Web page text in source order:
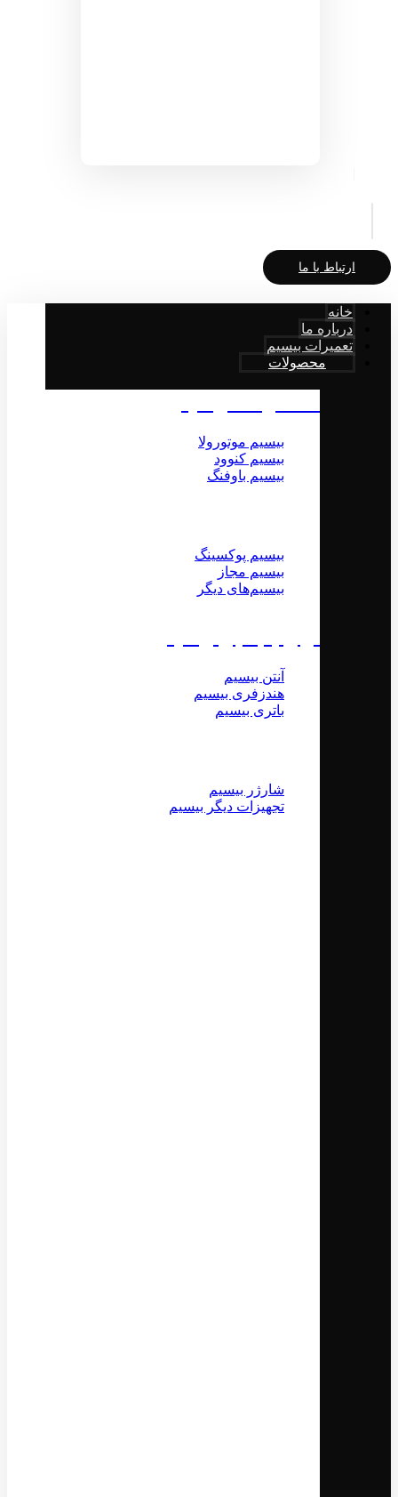
ارتباط با ما
خانه
درباره ما
تعمیرات بیسیم
محصولات
بیسیم موتورولا
بیسیم کنوود
بیسیم باوفنگ
بیسیم پوکسینگ
بیسیم مجاز
بیسیم‌های دیگر
آنتن بیسیم
هندزفری بیسیم
باتری بیسیم
شارژر بیسیم
تجهیزات دیگر بیسیم